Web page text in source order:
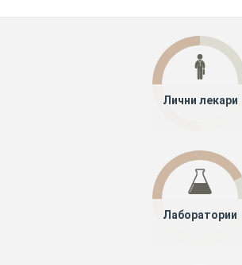
Лични лекари
Лаборатории